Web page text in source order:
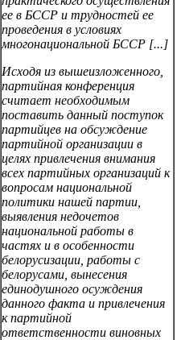
ее в БССР и трудностей ее
проведения в условиях
многонациональной БССР [...]
Исходя из вышеизложенного,
партийная конференция
считает необходимым
поставить данный поступок
партийцев на обсуждение
партийной организации в
целях привлечения внимания
всех партийных организаций к
вопросам национальной
политики нашей партии,
выявления недочетов
национальной работы в
частях и в особенности
белорусизации, работы с
белорусами, вынесения
единодушного осуждения
данного факта и привлечения
к партийной
ответственности виновных